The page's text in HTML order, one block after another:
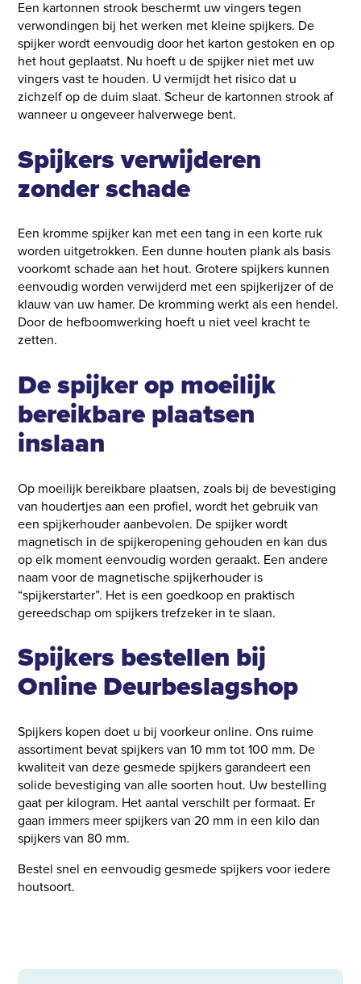
Een kartonnen strook beschermt uw vingers tegen
verwondingen bij het werken met kleine spijkers. De
spijker wordt eenvoudig door het karton gestoken en op
het hout geplaatst. Nu hoeft u de spijker niet met uw
vingers vast te houden. U vermijdt het risico dat u
zichzelf op de duim slaat. Scheur de kartonnen strook af
wanneer u ongeveer halverwege bent.
Spijkers verwijderen
zonder schade
Een kromme spijker kan met een tang in een korte ruk
worden uitgetrokken. Een dunne houten plank als basis
voorkomt schade aan het hout. Grotere spijkers kunnen
eenvoudig worden verwijderd met een spijkerijzer of de
klauw van uw hamer. De kromming werkt als een hendel.
Door de hefboomwerking hoeft u niet veel kracht te
zetten.
De spijker op moeilijk
bereikbare plaatsen
inslaan
Op moeilijk bereikbare plaatsen, zoals bij de bevestiging
van houdertjes aan een profiel, wordt het gebruik van
een spijkerhouder aanbevolen. De spijker wordt
magnetisch in de spijkeropening gehouden en kan dus
op elk moment eenvoudig worden geraakt. Een andere
naam voor de magnetische spijkerhouder is
“spijkerstarter”. Het is een goedkoop en praktisch
gereedschap om spijkers trefzeker in te slaan.
Spijkers bestellen bij
Online Deurbeslagshop
Spijkers kopen doet u bij voorkeur online. Ons ruime
assortiment bevat spijkers van 10 mm tot 100 mm. De
kwaliteit van deze gesmede spijkers garandeert een
solide bevestiging van alle soorten hout. Uw bestelling
gaat per kilogram. Het aantal verschilt per formaat. Er
gaan immers meer spijkers van 20 mm in een kilo dan
spijkers van 80 mm.
Bestel snel en eenvoudig gesmede spijkers voor iedere
houtsoort.